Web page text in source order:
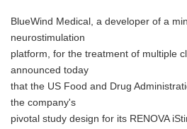
BlueWind Medical, a developer of a
neurostimulation
platform, for the treatment of multiple
announced today
that the US Food and Drug
the company's
pivotal study design for its RENOVA